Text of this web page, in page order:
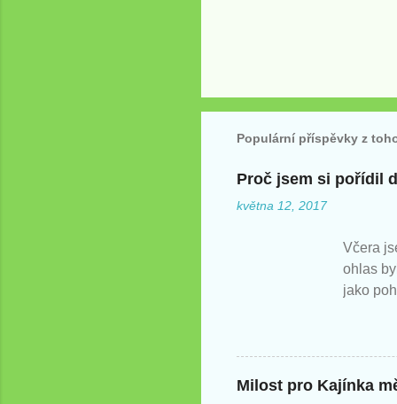
Populární příspěvky z
Proč jsem si pořídil
května 12, 2017
Včera
ohlas
jako
Milost pro Kajínka